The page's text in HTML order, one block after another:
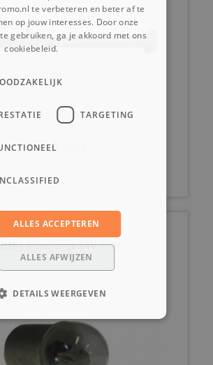
€ 14,99
Gloeilamp 24V 10W
te verbeteren en beter af te
op jouw interesses. Door onze
gebruiken, ga je akkoord met ons
cookiebeleid.
TARGETING
ALLES ACCEPTEREN
ALLES AFWIJZEN
DETAILS WEERGEVEN